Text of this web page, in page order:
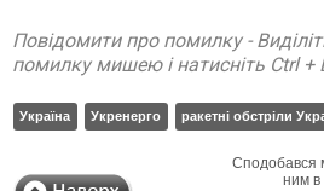
Повідомити про помилку -
помилку мишею і натисніть Ctrl +
Україна Укренерго ракетні обстріли
Сподобався
ним в